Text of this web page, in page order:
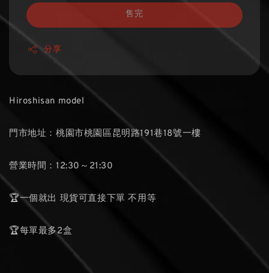
售完
分享
Hiroshisan model
門市地址：桃園市桃園區昆明路191巷18號一樓
營業時間：12:30～21:30
🏆一個就出 現貨可直接下單 不用等
🏆每單最多2盒